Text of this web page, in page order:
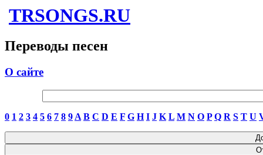
TRSONGS.RU
Переводы песен
О сайте
0 1 2 3 4 5 6 7 8 9 A B C D E F G H I J K L M N O P Q R S T U